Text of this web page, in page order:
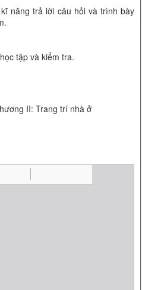
năng trả lời câu hỏi và trình bày
tập và kiểm tra.
II: Trang trí nhà ở